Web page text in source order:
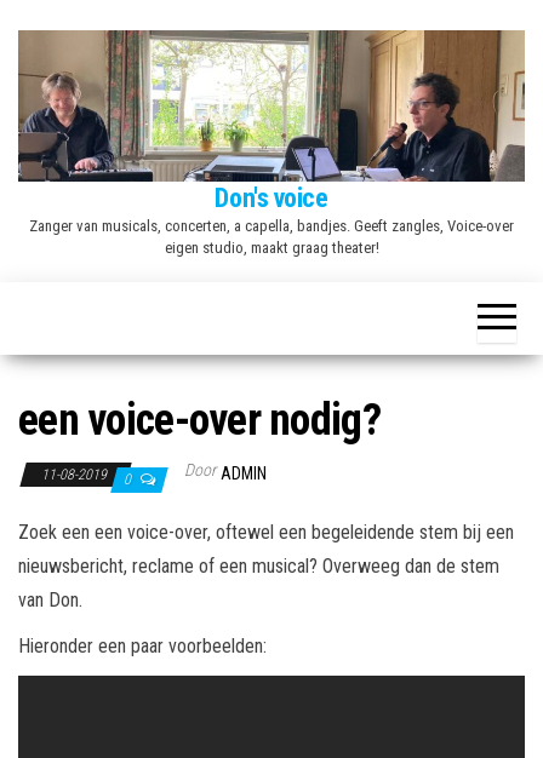
inhoud
Don's voice
Zanger van musicals, concerten, a capella, bandjes. Geeft zangles, Voice-over
eigen studio, maakt graag theater!
een voice-over nodig?
11-08-2019 0 Door ADMIN
Zoek een een voice-over, oftewel een begeleidende stem bij een
nieuwsbericht, reclame of een musical? Overweeg dan de stem
van Don.
Hieronder een paar voorbeelden: